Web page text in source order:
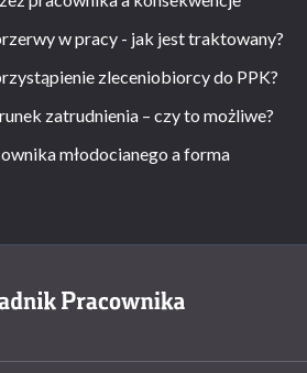
w pracy - jak jest traktowany?
zleceniobiorcy do PPK?
zatrudnienia – czy to możliwe?
młodocianego a forma